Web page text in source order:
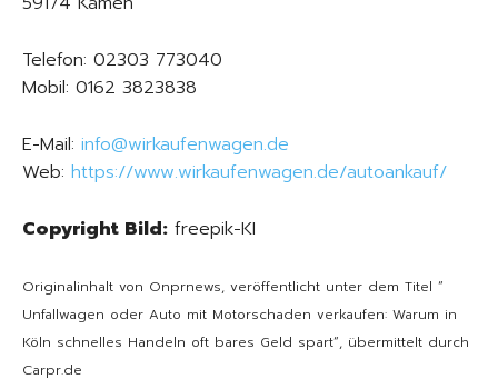
Telefon: 02303 773040
Mobil: 0162 3823838
E-Mail: info@wirkaufenwagen.de
Web: https://www.wirkaufenwagen.de/autoankauf/
Copyright Bild: freepik-KI
Originalinhalt von Onprnews, veröffentlicht unter dem Titel “
Unfallwagen oder Auto mit Motorschaden verkaufen: Warum in
Köln schnelles Handeln oft bares Geld spart“, übermittelt durch
Carpr.de